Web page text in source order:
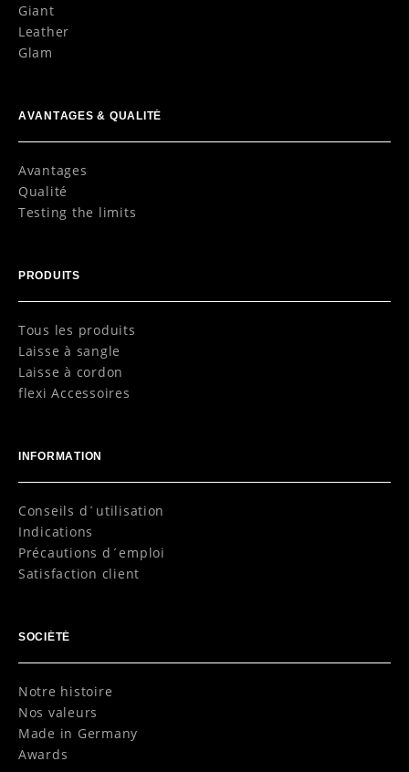
Giant
Leather
Glam
AVANTAGES & QUALITÉ
Avantages
Qualité
Testing the limits
PRODUITS
Tous les produits
Laisse à sangle
Laisse à cordon
flexi Accessoires
INFORMATION
Conseils d´utilisation
Indications
Précautions d´emploi
Satisfaction client
SOCIÉTÉ
Notre histoire
Nos valeurs
Made in Germany
Awards